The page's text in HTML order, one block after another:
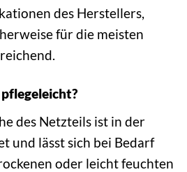
des Herstellers,
für die meisten
des Netzteils ist in der
und lässt sich bei Bedarf
oder leicht feuchten